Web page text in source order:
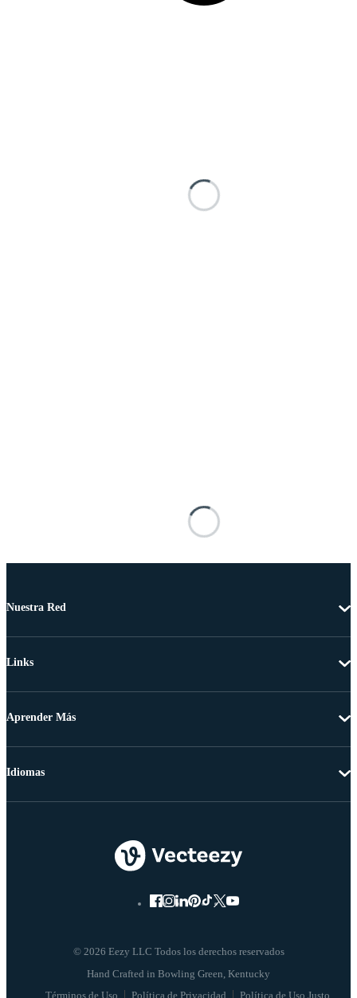
Nuestra Red
Links
Aprender Más
© 2026 Eezy LLC Todos los derechos reservados
Términos de Uso Política de Privacidad Política de Uso Justo
Idiomas